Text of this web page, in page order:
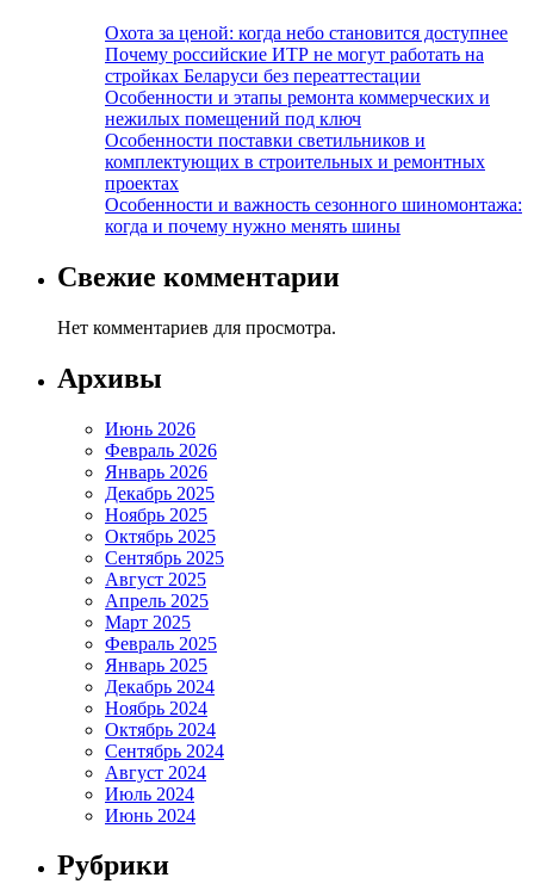
Охота за ценой: когда небо становится доступнее
Почему российские ИТР не могут работать на
стройках Беларуси без переаттестации
Особенности и этапы ремонта коммерческих и
нежилых помещений под ключ
Особенности поставки светильников и
комплектующих в строительных и ремонтных
проектах
Особенности и важность сезонного шиномонтажа:
когда и почему нужно менять шины
Свежие комментарии
Нет комментариев для просмотра.
Архивы
Июнь 2026
Февраль 2026
Январь 2026
Декабрь 2025
Ноябрь 2025
Октябрь 2025
Сентябрь 2025
Август 2025
Апрель 2025
Март 2025
Февраль 2025
Январь 2025
Декабрь 2024
Ноябрь 2024
Октябрь 2024
Сентябрь 2024
Август 2024
Июль 2024
Июнь 2024
Рубрики